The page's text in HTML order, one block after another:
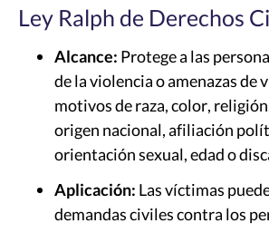
Ley Ralph de Derechos
Alcance: Protege a las
de la violencia o amenazas de
motivos de raza, color,
origen nacional, afiliación
orientación sexual, edad o
Aplicación: Las víctimas
demandas civiles contra los